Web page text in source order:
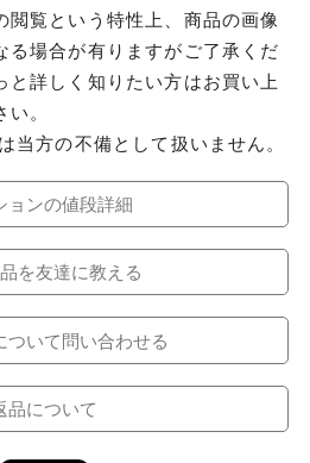
閲覧という特性上、商品の画像
る場合が有りますがご了承くだ
と詳しく知りたい方はお買い上
。
当方の不備として扱いません。
ョンの値段詳細
を友達に教える
ついて問い合わせる
品について